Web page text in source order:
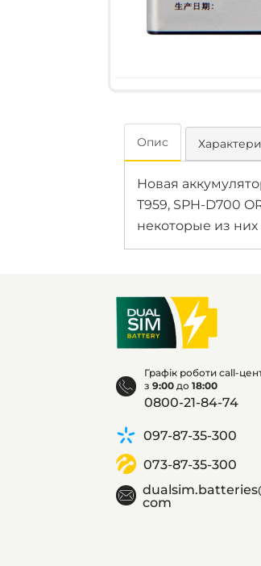
Опис
Новая
T959, SPH-D700
некоторые из
Графік роботи call-
з9:00 до18:00
0800-21-84-74
097-87-35-300
073-87-35-300
com